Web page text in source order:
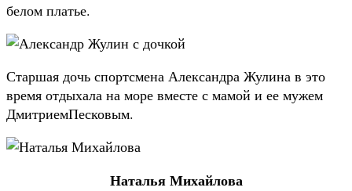
белом платье.
Старшая дочь спортсмена Александра Жулина в это
время отдыхала на море вместе с мамой и ее мужем
ДмитриемПесковым.
Наталья Михайлова